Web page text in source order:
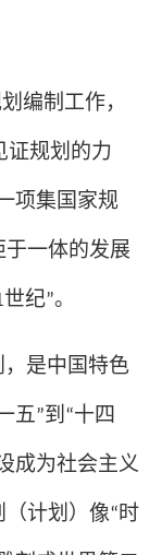
编制工作，
证规划的力
项集国家规
一体的发展
世纪”。
是中国特色
五”到 “十四
成为社会主义
计划）像“ 时